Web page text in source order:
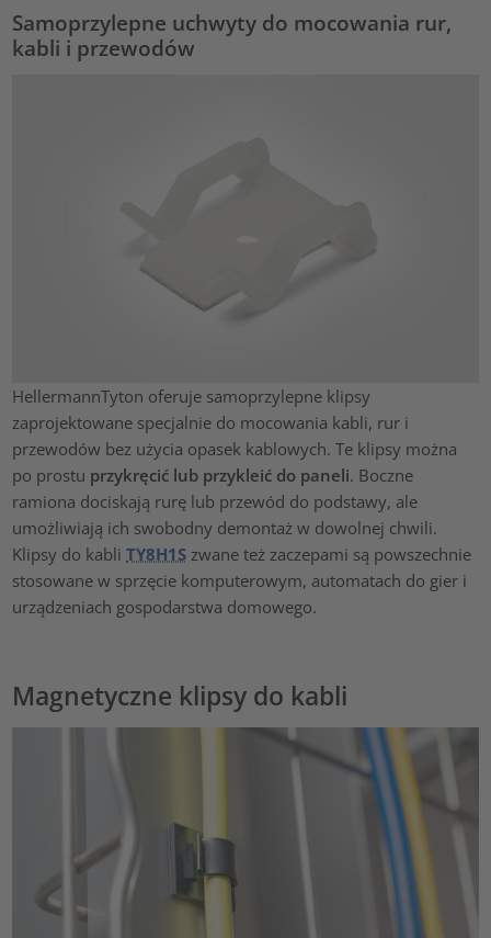
Samoprzylepne uchwyty do mocowania rur,
kabli i przewodów
HellermannTyton oferuje samoprzylepne klipsy
zaprojektowane specjalnie do mocowania kabli, rur i
przewodów bez użycia opasek kablowych. Te klipsy można
po prostu przykręcić lub przykleić do paneli. Boczne
ramiona dociskają rurę lub przewód do podstawy, ale
umożliwiają ich swobodny demontaż w dowolnej chwili.
Klipsy do kabliTY8H1S zwane też zaczepami są powszechnie
stosowane w sprzęcie komputerowym, automatach do gier i
urządzeniach gospodarstwa domowego.
Magnetyczne klipsy do kabli